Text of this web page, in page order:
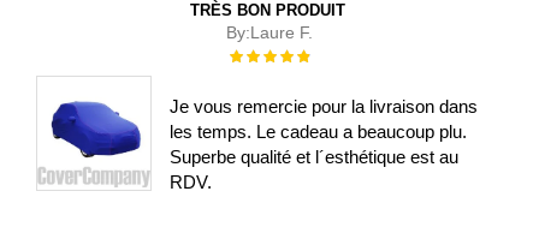
TRÈS BON PRODUIT
By:Laure F.
Évaluation :
Je vous remercie pour la livraison dans
les temps. Le cadeau a beaucoup plu.
Superbe qualité et l´esthétique est au
RDV.